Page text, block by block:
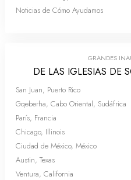
Noticias de Cómo Ayudamos
GRANDES
DE LAS IGLESIAS DE
San Juan, Puerto Rico
Gqeberha, Cabo Oriental, Sudáfrica
París, Francia
Chicago, Illinois
Ciudad de México, México
Austin, Texas
Ventura, California